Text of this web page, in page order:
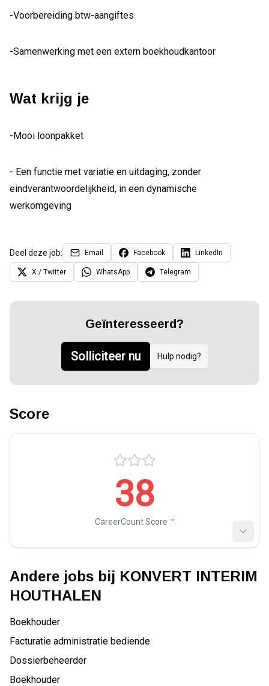
-Voorbereiding btw-aangiftes
-Samenwerking met een extern boekhoudkantoor
Wat krijg je
-Mooi loonpakket
- Een functie met variatie en uitdaging, zonder
eindverantwoordelijkheid, in een dynamische
werkomgeving
Deel deze job: Email Facebook LinkedIn
X / Twitter WhatsApp Telegram
Geïnteresseerd?
Solliciteer nu Hulp nodig?
Score
38
CareerCount Score ™️
Andere jobs bij KONVERT INTERIM
HOUTHALEN
Boekhouder
Facturatie administratie bediende
Dossierbeheerder
Boekhouder